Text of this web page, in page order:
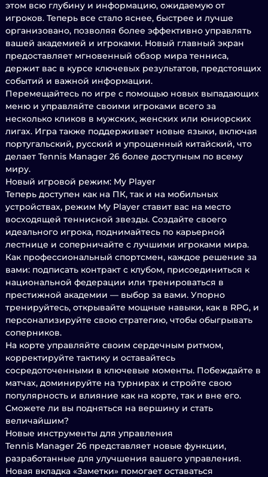
этом всю глубину и информацию, ожидаемую от
игроков. Теперь все стало яснее, быстрее и лучше
организовано, позволяя более эффективно управлять
вашей академией и игроками. Новый главный экран
предоставляет мгновенный обзор мира тенниса,
держит вас в курсе ключевых результатов, предстоящих
событий и важной информации.
Перемещайтесь по игре с помощью новых выпадающих
меню и управляйте своими игроками всего за
несколько кликов в мужских, женских или юниорских
лигах. Игра также поддерживает новые языки, включая
португальский, русский и упрощенный китайский, что
делает Tennis Manager 26 более доступным по всему
миру.
Новый игровой режим: My Player
Теперь доступен как на ПК, так и на мобильных
устройствах, режим My Player ставит вас на место
восходящей теннисной звезды. Создайте своего
идеального игрока, поднимайтесь по карьерной
лестнице и соперничайте с лучшими игроками мира.
Как профессиональный спортсмен, каждое решение за
вами: подписать контракт с клубом, присоединиться к
национальной федерации или тренироваться в
престижной академии — выбор за вами. Упорно
тренируйтесь, открывайте мощные навыки, как в RPG, и
персонализируйте свою стратегию, чтобы обыгрывать
соперников.
На корте управляйте своим сердечным ритмом,
корректируйте тактику и оставайтесь
сосредоточенными в ключевые моменты. Побеждайте в
матчах, доминируйте на турнирах и стройте свою
популярность и влияние как на корте, так и вне его.
Сможете ли вы подняться на вершину и стать
величайшим?
Новые инструменты для управления
Tennis Manager 26 представляет новые функции,
разработанные для улучшения вашего управления.
Новая вкладка «Заметки» помогает оставаться